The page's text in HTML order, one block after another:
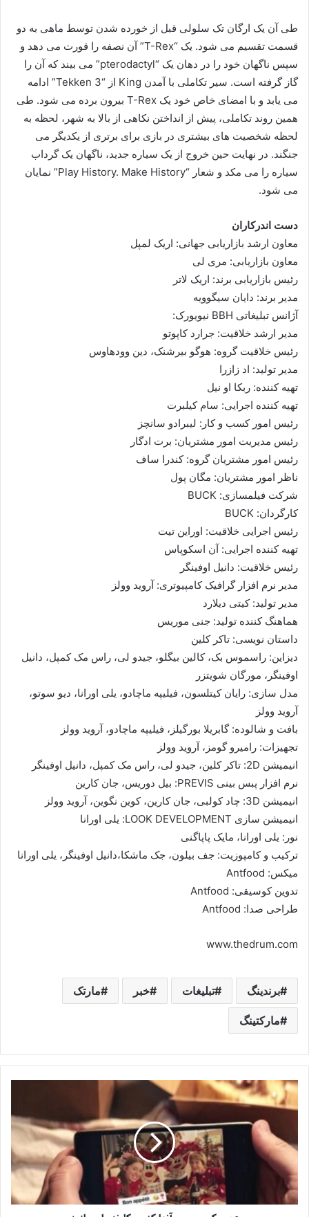
طی آن یک ارگان تک سلولی قبل از خورده شدن توسط ماهی به دو
قسمت تقسیم می شود. یک “T-Rex” آن نصفه را قورت می دهد و
سپس ناگهان خود را در دهان یک “pterodactyl” می بیند که آن را
گاز گرفته است. سیر تکاملی با آمدن King از “Tekken 3” ادامه
می یابد و با امضای خاص خود یک T-Rex بیرون برده می شود. طی
همین روند تکاملی، پیش از انداختن نکاهی از بالا به شهر، لحظه به
لحظه شخصیت های بیشتری در بازی برای برتری از یکدیگر می
جنگند. در نهایت حین خروج از یک سیاره جدید، ناگهان یک گرداب
سیاره را می مکد و شعار “Play History. Make History” نمایان
می شود.
دست اندرکاران
معاون ارشد بازاریابی جهانی: اریک لمپل
معاون بازاریابی: مری لی
رئیس بازاریابی برند: اریک لاتر
مدیر برند: دایان سیگوویه
آژانس تبلیغاتی BBH نیویورک:
مدیر ارشد خلاقیت: جرارد کاپوتو
رئیس خلاقیت گروه: هوگو بیرشنک، دین وودهاوس
مدیر تولید: اد زازرا
تهیه کننده: ربکا او نیل
تهیه کننده اجرایی: سام کیلبرت
رئیس امور کسب و کار: لیبرادو سانچز
رئیس مدیریت امور مشتریان: برت ادگار
رئیس امور مشتریان گروه: کندرا ساف
ناظر امور مشتریان: مگان پول
شرکت فیلمسازی: BUCK
کارگردان: BUCK
رئیس اجرایی خلاقیت: اوراین تیت
تهیه کننده اجرایی: آن اسکوپاس
رئیس خلاقیت: دانیل اوفینگر
مدیر نرم افزار گرافیک کامپیوتری: آروید وولز
مدیر تولید: کیتی دیلارد
هماهنگ کننده تولید: جنی موریس
داستان نویسی: تاکر کلین
دیزاین: راسموس بک، کالین بیگلو، جیدو لی، راس مک کمپل، دانیل
اوفینگر، مورگان شویتزر
مدل سازی: رایان کیتلسون، فیلیپه ماچادو، یلی اورانا، دیو سوتو،
آروید وولز
بافت و شالوده: گابریلا بورگیلز، فیلیپه ماچادو، آروید وولز
تجهیزات: رامیرو گومز، آروید وولز
انیمیشن 2D: تاکر کلین، جیدو لی، راس مک کمپل، دانیل اوفینگر
نرم افزار پبس بینی PREVIS: بیل دوریس، جان کارین
انیمیشن 3D: چاد کولبی، جان کارین، کوین نگوین، آروید وولز
انیمیشن سازی LOOK DEVELOPMENT: یلی اورانا
نور: یلی اورانا، مایک پاپاگنی
ترکیب و کامپوزیت: جف بیلون، جک ماشکا،دانیل اوفینگر، یلی اورانا
میکس: Antfood
تدوین کوسیقی: Antfood
طراحی صدا: Antfood
www.thedrum.com
برندینگ تبلیغات خبر مارتک
مارکتینگ